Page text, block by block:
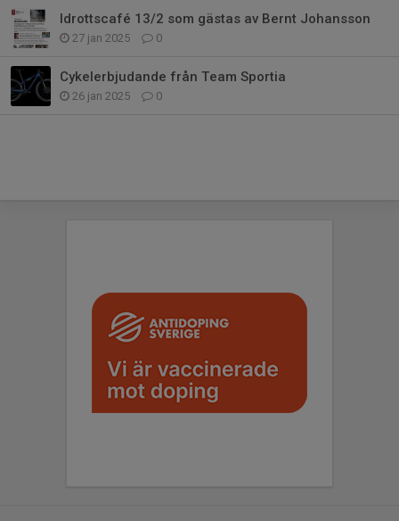
Idrottscafé 13/2 som gästas av Bernt Johansson
27 jan 2025 0
Cykelerbjudande från Team Sportia
26 jan 2025 0